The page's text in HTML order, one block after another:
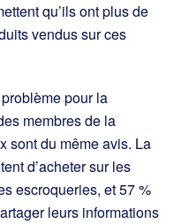
qu’ils ont plus de
vendus sur ces
pour la
membres de la
sont du même avis. La
d’acheter sur les
escroqueries, et 57 %
leurs informations